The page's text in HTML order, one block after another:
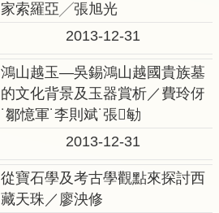
家索羅亞╱張旭光
2013-12-31
鴻山越玉—吳錫鴻山越國貴族墓
的文化背景及玉器賞析／費玲伢
˙鄒憶軍˙李則斌˙張勄
2013-12-31
從寶石學及考古學觀點來探討西
藏天珠／廖泱修